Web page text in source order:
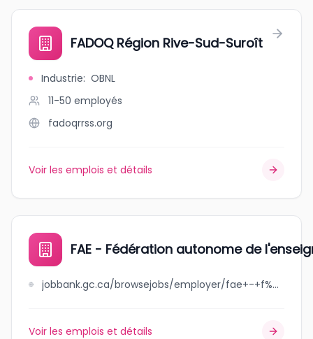
FADOQ Région Rive-Sud-Suroît
Industrie: OBNL
11-50 employés
fadoqrrss.org
Voir les emplois et détails
FAE - Fédération autonome de
jobbank.gc.ca/browsejobs/employer/fae+-+f%C3%A9d%C3%A9ration+autonome+de+l%27enseignement/ca
Voir les emplois et détails